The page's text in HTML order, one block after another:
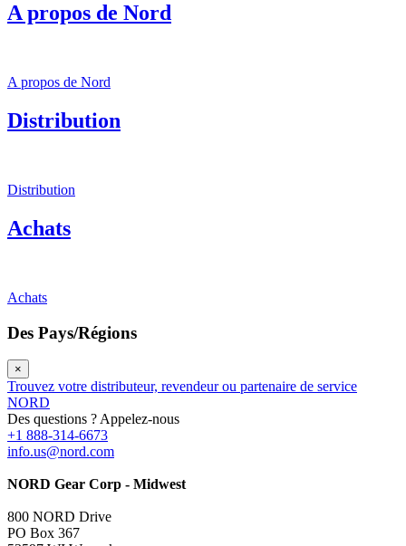
A propos de Nord
A propos de Nord
Distribution
Distribution
Achats
Achats
Des Pays/Régions
×
Trouvez votre distributeur, revendeur ou partenaire de service
NORD
Des questions ? Appelez-nous
+1 888-314-6673
info.us@nord.com
NORD Gear Corp - Midwest
800 NORD Drive
PO Box 367